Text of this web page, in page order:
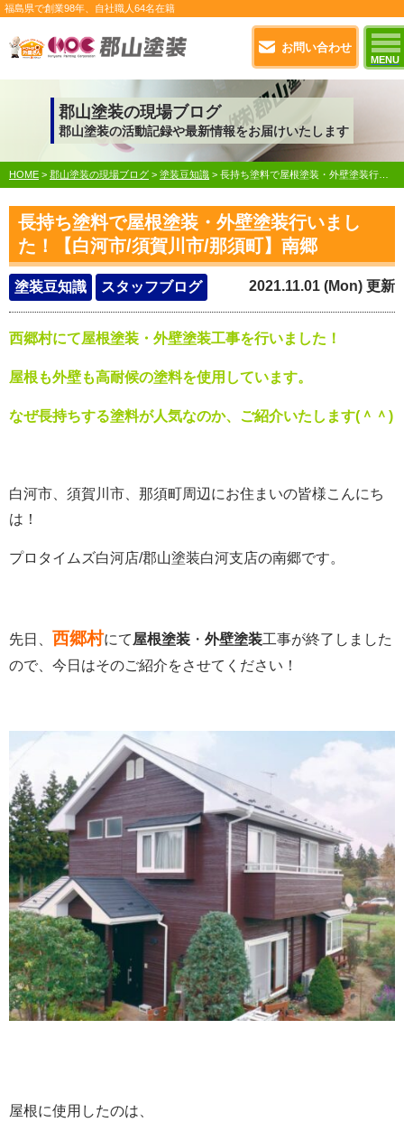
お問い合わせ
MENU
福島県で創業98年 、自社職人 64名在籍
郡山塗装の現場ブログ
郡山塗装の活動記録や最新情報をお届けいたします
HOME > 郡山塗装の現場ブログ > 塗装豆知識 > 長持ち塗料で屋根塗装・外壁塗装行いました！【白河市/須賀川市/那須町】南郷
長持ち塗料で屋根塗装・外壁塗装行いまし
た！【白河市/須賀川市/那須町】南郷
塗装豆知識 スタッフブログ 2021.11.01 (Mon) 更新
西郷村にて屋根塗装・外壁塗装工事を行いました！
屋根も外壁も高耐候の塗料を使用しています。
なぜ長持ちする塗料が人気なのか、ご紹介いたします(＾＾)
白河市、須賀川市、那須町周辺にお住まいの皆様こんにち
は！
プロタイムズ白河店/郡山塗装白河支店の南郷です。
先日、 西郷村にて屋根塗装 ・ 外壁塗装工事が終了しました
ので、今日はそのご紹介をさせてください！
屋根に使用したのは、